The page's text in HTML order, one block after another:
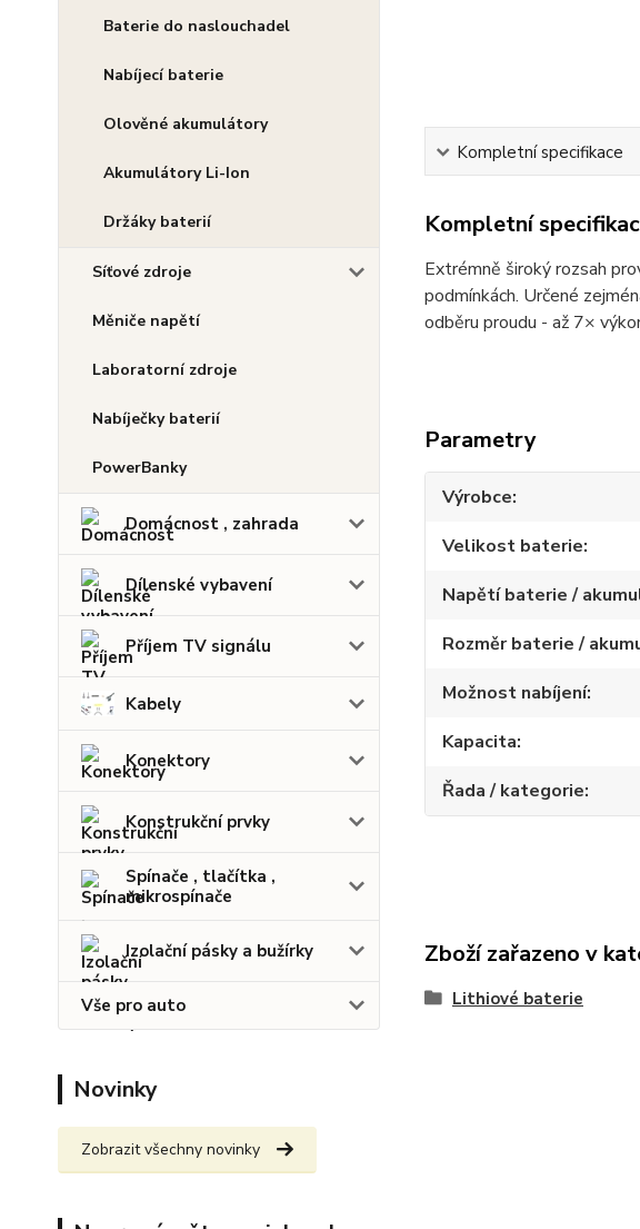
Baterie do naslouchadel
Nabíjecí baterie
Olověné akumulátory
Akumulátory Li-Ion
Držáky baterií
Síťové zdroje
Měniče napětí
Laboratorní zdroje
Nabíječky baterií
PowerBanky
Domácnost , zahrada
Dílenské vybavení
Příjem TV signálu
Kabely
Konektory
Konstrukční prvky
Spínače , tlačítka ,
mikrospínače
Izolační pásky a bužírky
Vše pro auto
Novinky
Zobrazit všechny novinky
Kompletní specifikace
Kompletní
Extrémně široký rozsah
podmínkách. Určené
odběru proudu - až 7×
Parametry
Výrobce
Velikost baterie
Napětí baterie /
Rozměr baterie /
Možnost nabíjení
Kapacita
Řada / kategorie
Zboží zařazeno v
Lithiové baterie